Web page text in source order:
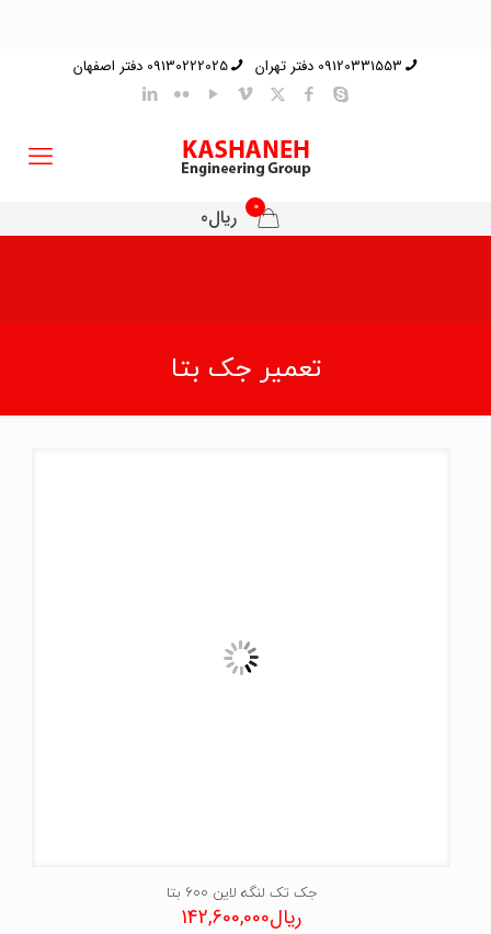
09120331553 دفتر تهران 09130222025 دفتر اصفهان
0 ریال0
تعمیر جک بتا
جک تک لنگه لاین 600 بتا
ریال142,600,000